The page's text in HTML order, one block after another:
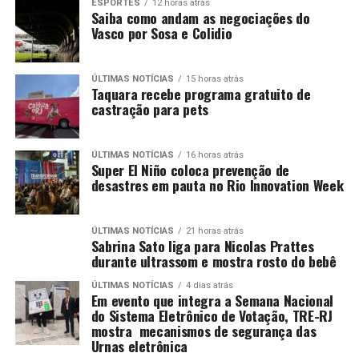
ESPORTES 12 horas atrás
Saiba como andam as negociações do
Vasco por Sosa e Colidio
ÚLTIMAS NOTÍCIAS 15 horas atrás
Taquara recebe programa gratuito de
castração para pets
ÚLTIMAS NOTÍCIAS 16 horas atrás
Super El Niño coloca prevenção de
desastres em pauta no Rio Innovation Week
ÚLTIMAS NOTÍCIAS 21 horas atrás
Sabrina Sato liga para Nicolas Prattes
durante ultrassom e mostra rosto do bebê
ÚLTIMAS NOTÍCIAS 4 dias atrás
Em evento que integra a Semana Nacional
do Sistema Eletrônico de Votação, TRE-RJ
mostra mecanismos de segurança das
Urnas eletrônica